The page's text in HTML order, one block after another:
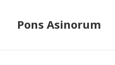
Pons Asinorum